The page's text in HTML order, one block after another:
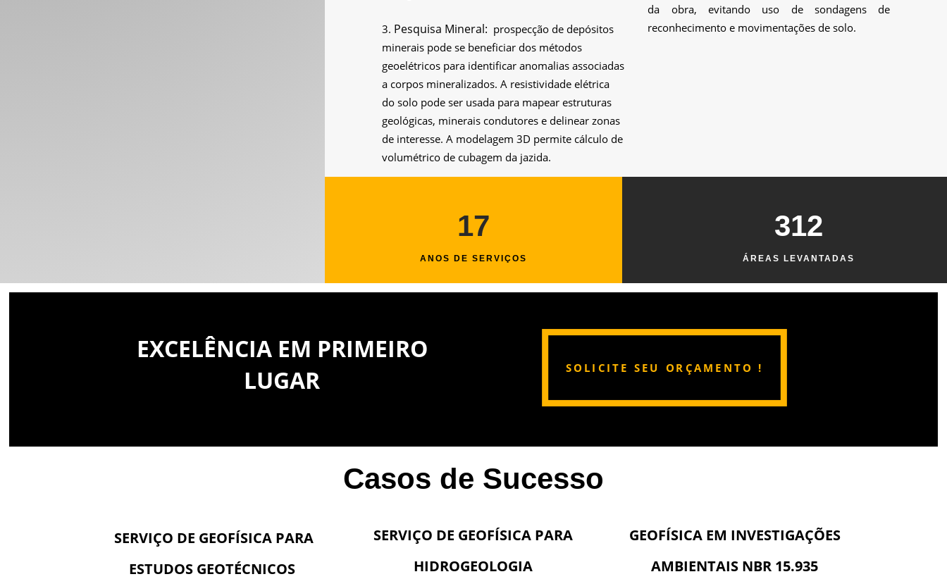
Pesquisa Mineral: prospecção de depósitos
minerais pode se beneficiar dos métodos
geoelétricos para identificar anomalias associadas
a corpos mineralizados. A resistividade elétrica
do solo pode ser usada para mapear estruturas
geológicas, minerais condutores e delinear zonas
de interesse. A modelagem 3D permite cálculo de
volumétrico de cubagem da jazida.
da obra, evitando uso de sondagens de
reconhecimento e movimentações de solo.
17
ANOS DE SERVIÇOS
312
ÁREAS LEVANTADAS
EXCELÊNCIA EM PRIMEIRO
LUGAR
SOLICITE SEU ORÇAMENTO !
Casos de Sucesso
SERVIÇO DE GEOFÍSICA PARA
ESTUDOS GEOTÉCNICOS
SERVIÇO DE GEOFÍSICA PARA
HIDROGEOLOGIA
GEOFÍSICA EM INVESTIGAÇÕES
AMBIENTAIS NBR 15.935